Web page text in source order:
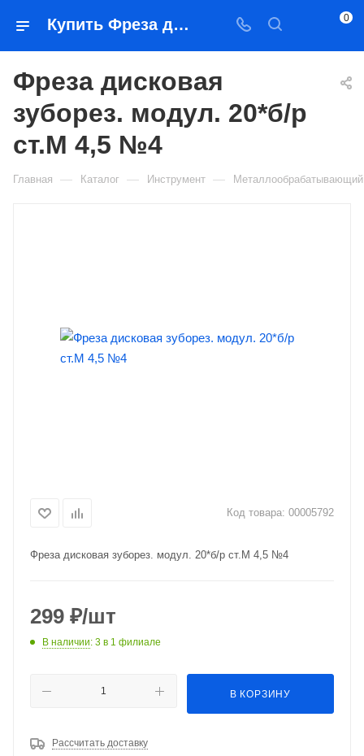
Купить Фреза дисковая зуборез. модул. 20*б/р ст.М 4,5 №4 в Якутске — цена, характеристики, подбор | Востоктехторг 0
Фреза дисковая
зуборез. модул. 20*б/р
ст.М 4,5 №4
Главная — Каталог — Инструмент — Металлообрабатывающий
Код товара: 00005792
Фреза дисковая зуборез. модул. 20*б/р ст.М 4,5 №4
299 ₽/шт
В наличии: 3 в 1 филиале
В КОРЗИНУ
Рассчитать доставку